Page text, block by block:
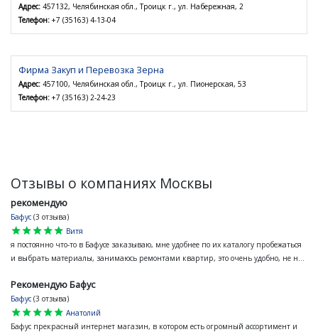
Адрес: 457132, Челябинская обл., Троицк г., ул. Набережная, 2
Телефон: +7 (35163) 4-13-04
Фирма Закуп и Перевозка Зерна
Адрес: 457100, Челябинская обл., Троицк г., ул. Пионерская, 53
Телефон: +7 (35163) 2-24-23
Отзывы о компаниях Москвы
рекомендую
Бафус (3 отзыва)
star
star
star
star
star
Витя
я постоянно что-то в Бафусе заказываю, мне удобнее по их каталогу пробежаться
и выбрать материалы, занимаюсь ремонтами квартир, это очень удобно, не н...
Рекомендую Бафус
Бафус (3 отзыва)
star
star
star
star
star
Анатолий
Бафус прекрасный интернет магазин, в котором есть огромный ассортимент и